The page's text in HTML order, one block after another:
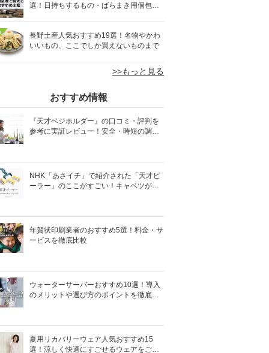
選！日持ちするもの・ばらまき用個包装
長野土産人気おすすめ19選！名物やかわ
いいもの、ここでしか買えないものまで
>>もっと見る
おすすめ情報
『天才ベジホルダー』の口コミ・評判を
参考に実証レビュー！安全・時短の調理
NHK「あさイチ」で紹介された「天才ピ
ーラー」のここがすごい！キャベツがほ
年賀状印刷業者のおすすめ5選！料金・サ
ービスを徹底比較
ウォーターサーバーおすすめ10選！導入
のメリットや選び方のポイントを徹底解
夏用リカバリーウェア人気おすすめ15
選！涼しく快適にすごせるウェアをご紹